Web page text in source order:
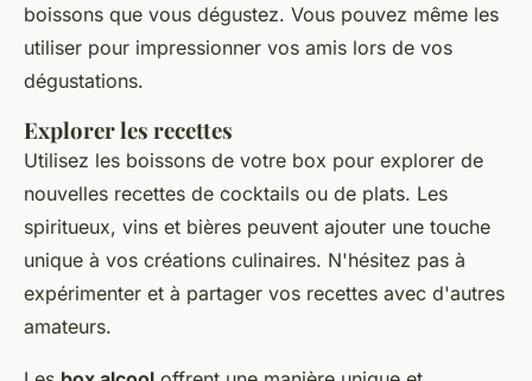
boissons que vous dégustez. Vous pouvez même les
utiliser pour impressionner vos amis lors de vos
dégustations.
Explorer les recettes
Utilisez les boissons de votre box pour explorer de
nouvelles recettes de cocktails ou de plats. Les
spiritueux, vins et bières peuvent ajouter une touche
unique à vos créations culinaires. N'hésitez pas à
expérimenter et à partager vos recettes avec d'autres
amateurs.